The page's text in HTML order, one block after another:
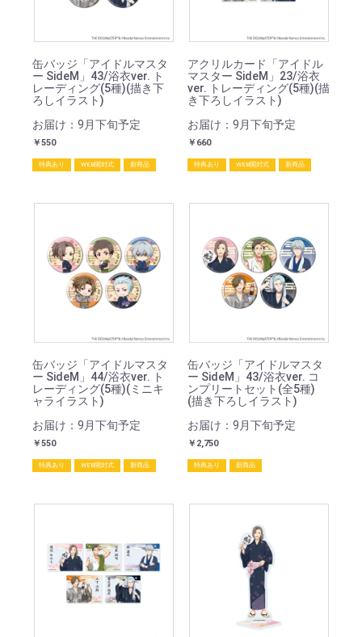
缶バッジ「アイドルマスタ
ー SideM」43/浴衣ver. ト
レーディング(5種)(描き下
ろしイラスト)
お届け：9月下旬予定
￥550
特典あり WEB開封式 新商品
アクリルカード「アイドル
マスター SideM」23/浴衣
ver. トレーディング(5種)(描
き下ろしイラスト)
お届け：9月下旬予定
￥660
特典あり WEB開封式 新商品
缶バッジ「アイドルマスタ
ー SideM」44/浴衣ver. ト
レーディング(5種)(ミニキ
ャライラスト)
お届け：9月下旬予定
￥550
特典あり WEB開封式 新商品
缶バッジ「アイドルマスタ
ー SideM」43/浴衣ver. コ
ンプリートセット(全5種)
(描き下ろしイラスト)
お届け：9月下旬予定
￥2,750
特典あり 新商品